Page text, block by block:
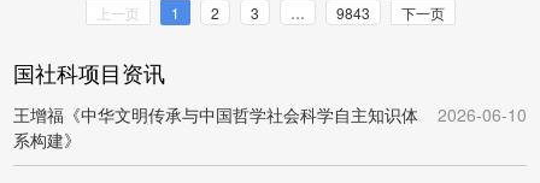
上一页 1 2 3 … 9843 下一页
国社科项目资讯
王增福《中华文明传承与中国哲学社会科学自主知识体
系构建》
2026-06-10